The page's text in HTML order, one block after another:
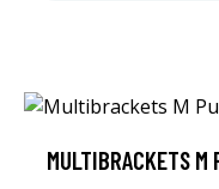
MULTIBRACKETS